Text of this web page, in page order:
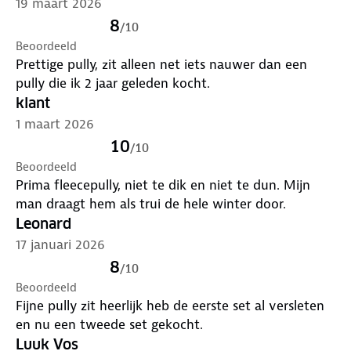
8/10
Beoordeeld
Prettige pully, zit alleen net iets nauwer dan een
pully die ik 2 jaar geleden kocht.
klant
1 maart 2026
10/10
Beoordeeld
Prima fleecepully, niet te dik en niet te dun. Mijn
man draagt hem als trui de hele winter door.
Leonard
17 januari 2026
8/10
Beoordeeld
Fijne pully zit heerlijk heb de eerste set al versleten
en nu een tweede set gekocht.
Luuk Vos